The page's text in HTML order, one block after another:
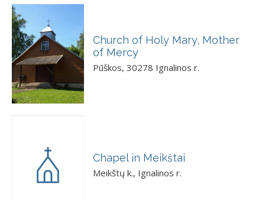
Church of Holy Mary, Mother
of Mercy
Pūškos, 30278 Ignalinos r.
Chapel in Meikštai
Meikštų k., Ignalinos r.